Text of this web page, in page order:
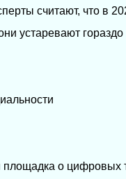
считают, что в
устаревают
площадка о